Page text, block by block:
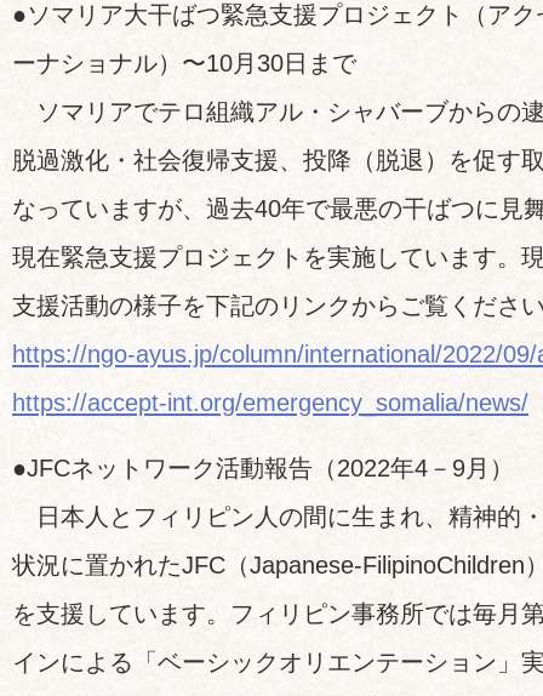
●ソマリア大干ばつ緊急支援プロジェクト（ア
ーナショナル）〜10月30日まで
ソマリアでテロ組織アル・シャバーブからの
脱過激化・社会復帰支援、投降（脱退）を促す
なっていますが、過去40年で最悪の干ばつに見
現在緊急支援プロジェクトを実施しています。
支援活動の様子を下記のリンクからご覧くださ
https://ngo-ayus.jp/column/international/2022/
https://accept-int.org/emergency_somalia/news/
●JFCネットワーク活動報告（2022年4－9月）
日本人とフィリピン人の間に生まれ、精神的
状況に置かれたJFC（Japanese-FilipinoChildren
を支援しています。フィリピン事務所では毎月
インによる「ベーシックオリエンテーション」